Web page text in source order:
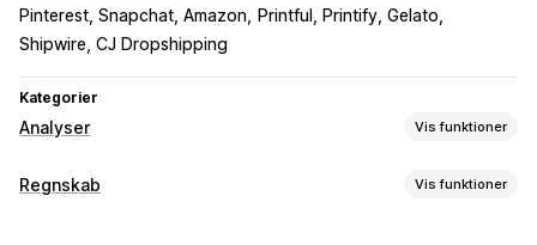
Pinterest, Snapchat, Amazon
Printful, Printify, Gelato
Shipwire, CJ Dropshipping
Kategorier
Analyser Vis funktioner
Kundeadfærd
Regnskab Vis funktioner